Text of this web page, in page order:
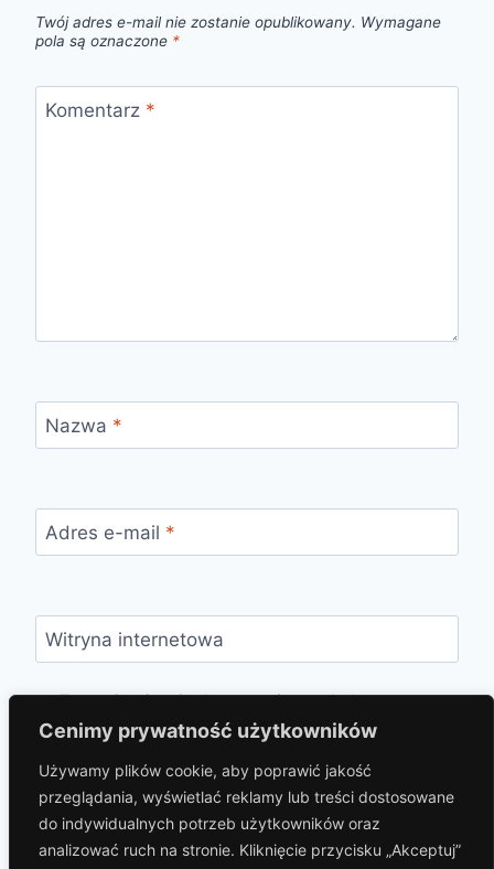
Cenimy prywatność użytkowników
Używamy plików cookie, aby poprawić jakość
przeglądania, wyświetlać reklamy lub treści dostosowane
do indywidualnych potrzeb użytkowników oraz
analizować ruch na stronie. Kliknięcie przycisku „Akceptuj”
Twój adres e-mail nie zostanie opublikowany. Wymagane
pola są oznaczone *
Komentarz *
Nazwa *
Adres e-mail *
Witryna internetowa
Zapamiętaj moje dane w tej przeglądarce
podczas pisania kolejnych komentarzy.